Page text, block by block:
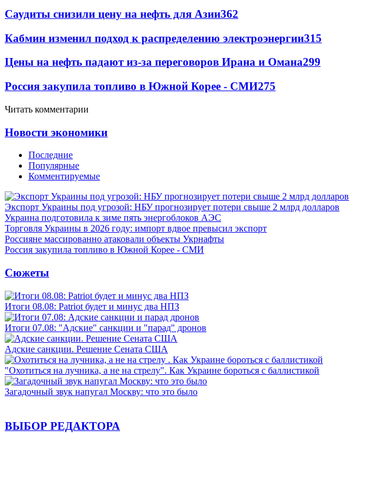
Саудиты снизили цену на нефть для Азии362
Кабмин изменил подход к распределению электроэнергии315
Цены на нефть падают из-за переговоров Ирана и Омана299
Россия закупила топливо в Южной Корее - СМИ275
Читать комментарии
Новости экономики
Последние
Популярные
Комментируемые
Экспорт Украины под угрозой: НБУ прогнозирует потери свыше 2 млрд долларов
Украина подготовила к зиме пять энергоблоков АЭС
Торговля Украины в 2026 году: импорт вдвое превысил экспорт
Россияне массированно атаковали объекты Укрнафты
Россия закупила топливо в Южной Корее - СМИ
Сюжеты
Итоги 08.08: Patriot будет и минус два НПЗ
Итоги 07.08: "Адские" санкции и "парад" дронов
Адские санкции. Решение Сената США
"Охотиться на лучника, а не на стрелу". Как Украине бороться с баллистикой
Загадочный звук напугал Москву: что это было
ВЫБОР РЕДАКТОРА